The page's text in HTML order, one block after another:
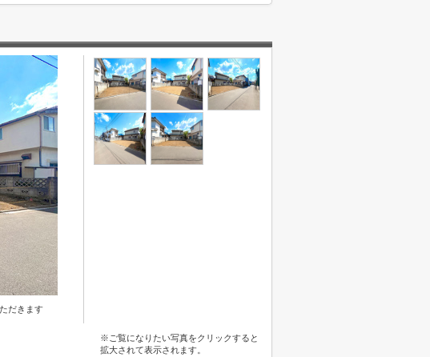
だきます
※ご覧になりたい写真をクリックすると
拡大されて表示されます。